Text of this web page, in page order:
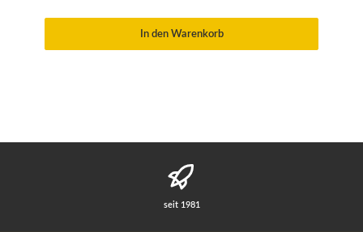
In den Warenkorb
seit 1981